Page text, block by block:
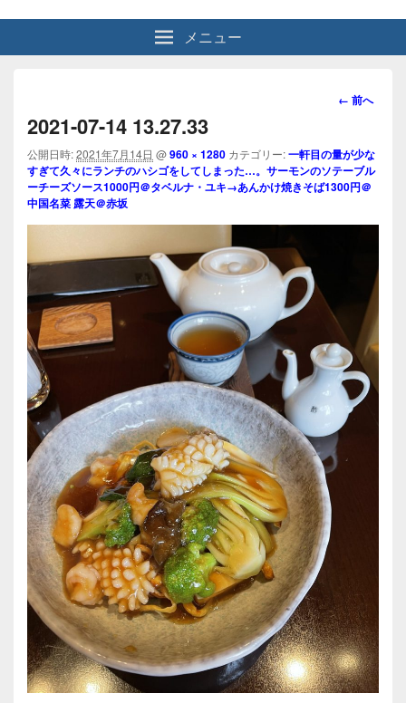
メニュー
画
ビ
ゲ
ー
← 前へ
2021-07-14 13.27.33
公開日時:2021年7月14日 @960 × 1280 カテゴリー:一軒目の量が少な
すぎて久々にランチのハシゴをしてしまった…。サーモンのソテーブル
ーチーズソース1000円＠タベルナ・ユキ→あんかけ焼きそば1300円＠
中国名菜 露天＠赤坂